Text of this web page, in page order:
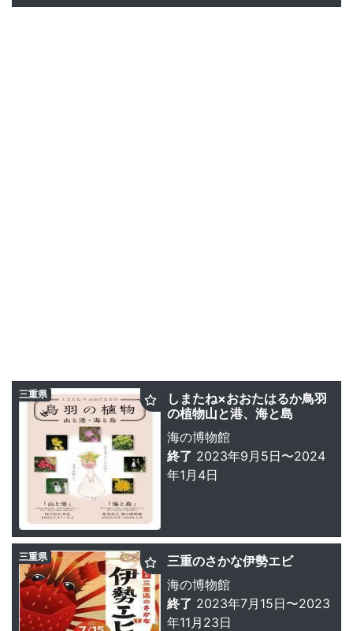
しまたね×おおたはるか鳥羽
の植物山と港、海と島
海の博物館
終了 2023年9月5日〜2024
年1月4日
三重県
三重のさかな伊勢エビ
海の博物館
終了 2023年7月15日〜2023
年11月23日
三重県